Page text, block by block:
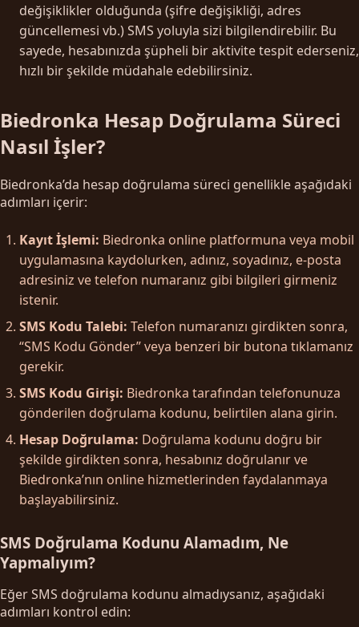
değişiklikler olduğunda (şifre değişikliği, adres
güncellemesi vb.) SMS yoluyla sizi bilgilendirebilir. Bu
sayede, hesabınızda şüpheli bir aktivite tespit ederseniz,
hızlı bir şekilde müdahale edebilirsiniz.
Biedronka Hesap Doğrulama Süreci
Nasıl İşler?
Biedronka’da hesap doğrulama süreci genellikle aşağıdaki
adımları içerir:
Kayıt İşlemi: Biedronka online platformuna veya mobil
uygulamasına kaydolurken, adınız, soyadınız, e-posta
adresiniz ve telefon numaranız gibi bilgileri girmeniz
istenir.
SMS Kodu Talebi: Telefon numaranızı girdikten sonra,
“SMS Kodu Gönder” veya benzeri bir butona tıklamanız
gerekir.
SMS Kodu Girişi: Biedronka tarafından telefonunuza
gönderilen doğrulama kodunu, belirtilen alana girin.
Hesap Doğrulama: Doğrulama kodunu doğru bir
şekilde girdikten sonra, hesabınız doğrulanır ve
Biedronka’nın online hizmetlerinden faydalanmaya
başlayabilirsiniz.
SMS Doğrulama Kodunu Alamadım, Ne
Yapmalıyım?
Eğer SMS doğrulama kodunu almadıysanız, aşağıdaki
adımları kontrol edin: